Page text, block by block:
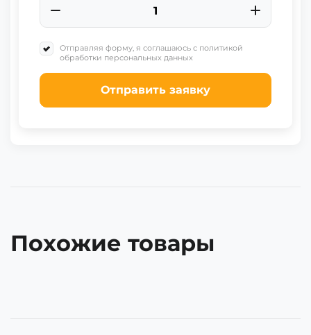
Отправляя форму, я соглашаюсь с политикой
обработки персональных данных
Отправить заявку
Похожие товары